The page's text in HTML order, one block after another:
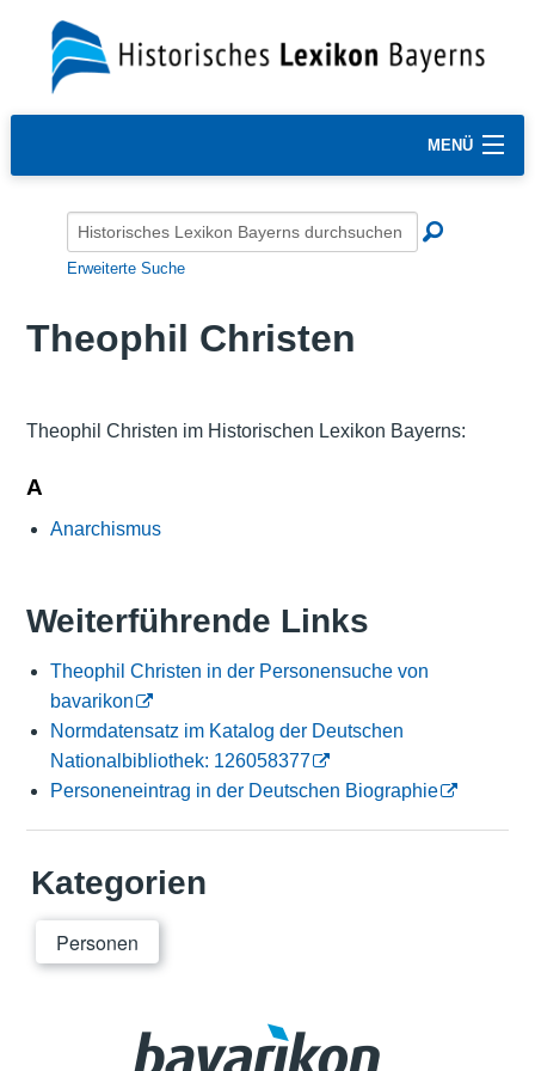
MENÜ
Erweiterte Suche
Theophil Christen
Theophil Christen im Historischen Lexikon Bayerns:
A
Anarchismus
Weiterführende Links
Theophil Christen in der Personensuche von
bavarikon
Normdatensatz im Katalog der Deutschen
Nationalbibliothek: 126058377
Personeneintrag in der Deutschen Biographie
Kategorien
Personen